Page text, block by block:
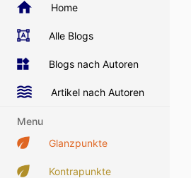
Home
Alle Blogs
Blogs nach Autoren
Artikel nach Autoren
Menu
Glanzpunkte
Kontrapunkte